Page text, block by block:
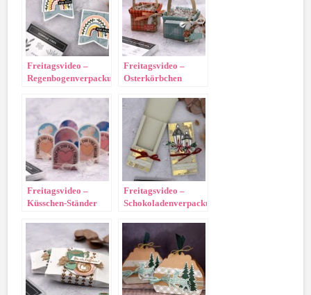
Freitagsvideo –
Regenbogenverpackung
Freitagsvideo –
Osterkörbchen
Freitagsvideo –
Küsschen-Ständer
Freitagsvideo –
Schokoladenverpackung